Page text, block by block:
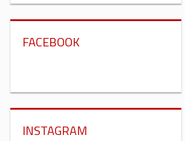
FACEBOOK
INSTAGRAM